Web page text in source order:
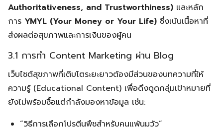
Authoritativeness, and Trustworthiness) และหลัก
การ YMYL (Your Money or Your Life) ซึ่งเน้นเนื้อหาที่
ส่งผลต่อสุขภาพและการเงินของผู้คน
3.1 การทำ Content Marketing ผ่าน Blog
เว็บไซต์สุขภาพที่เติบโตระยะยาวต้องมีส่วนของบทความที่ให้
ความรู้ (Educational Content) เพื่อดึงดูดกลุ่มเป้าหมายที่
ยังไม่พร้อมซื้อแต่กำลังมองหาข้อมูล เช่น:
“วิธีการเลือกโปรตีนพืชสำหรับคนแพ้นมวัว”